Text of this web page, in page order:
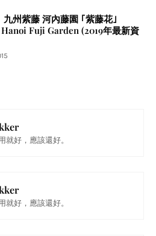
九州紫藤 河內藤園 ｢紫藤花｣
Fuji Garden (2019年最新資
就好，應該還好。
就好，應該還好。